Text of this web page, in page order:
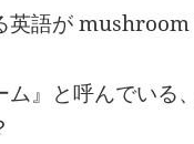
語が mushroom
』と呼んでいる